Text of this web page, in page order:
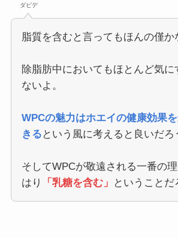
ダビデ
脂質を含むと言ってもほんの僅か
除脂肪中においてもほとんど気に
ないよ。
WPCの魅力はホエイの健康効果
きる という風に考えると良いだろ
そしてWPCが敬遠される一番の
はり
「乳糖を含む」 ということだ